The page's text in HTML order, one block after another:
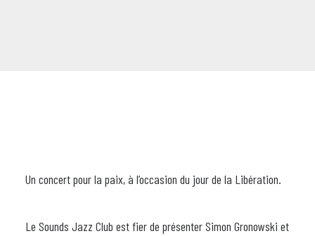
Un concert pour la paix, à l’occasion du jour de la Libération.
Le Sounds Jazz Club est fier de présenter Simon Gronowski et